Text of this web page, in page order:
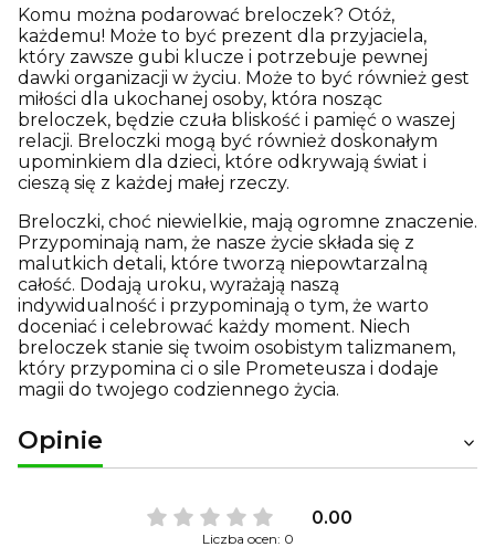
Komu można podarować breloczek? Otóż,
każdemu! Może to być prezent dla przyjaciela,
który zawsze gubi klucze i potrzebuje pewnej
dawki organizacji w życiu. Może to być również gest
miłości dla ukochanej osoby, która nosząc
breloczek, będzie czuła bliskość i pamięć o waszej
relacji. Breloczki mogą być również doskonałym
upominkiem dla dzieci, które odkrywają świat i
cieszą się z każdej małej rzeczy.
Breloczki, choć niewielkie, mają ogromne znaczenie.
Przypominają nam, że nasze życie składa się z
malutkich detali, które tworzą niepowtarzalną
całość. Dodają uroku, wyrażają naszą
indywidualność i przypominają o tym, że warto
doceniać i celebrować każdy moment. Niech
breloczek stanie się twoim osobistym talizmanem,
który przypomina ci o sile Prometeusza i dodaje
magii do twojego codziennego życia.
Opinie
0.00
Liczba ocen: 0